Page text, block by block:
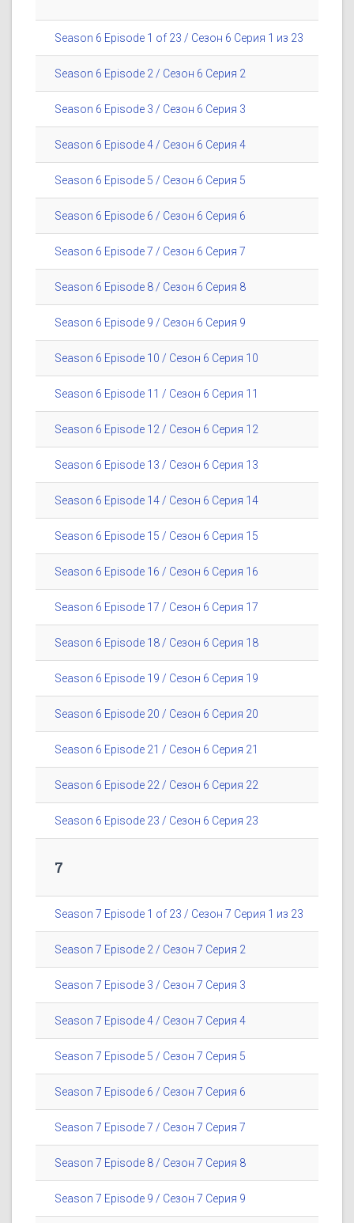
Season 6 Episode 1 of 23 / Сезон 6 Серия 1 из 23
Season 6 Episode 2 / Сезон 6 Серия 2
Season 6 Episode 3 / Сезон 6 Серия 3
Season 6 Episode 4 / Сезон 6 Серия 4
Season 6 Episode 5 / Сезон 6 Серия 5
Season 6 Episode 6 / Сезон 6 Серия 6
Season 6 Episode 7 / Сезон 6 Серия 7
Season 6 Episode 8 / Сезон 6 Серия 8
Season 6 Episode 9 / Сезон 6 Серия 9
Season 6 Episode 10 / Сезон 6 Серия 10
Season 6 Episode 11 / Сезон 6 Серия 11
Season 6 Episode 12 / Сезон 6 Серия 12
Season 6 Episode 13 / Сезон 6 Серия 13
Season 6 Episode 14 / Сезон 6 Серия 14
Season 6 Episode 15 / Сезон 6 Серия 15
Season 6 Episode 16 / Сезон 6 Серия 16
Season 6 Episode 17 / Сезон 6 Серия 17
Season 6 Episode 18 / Сезон 6 Серия 18
Season 6 Episode 19 / Сезон 6 Серия 19
Season 6 Episode 20 / Сезон 6 Серия 20
Season 6 Episode 21 / Сезон 6 Серия 21
Season 6 Episode 22 / Сезон 6 Серия 22
Season 6 Episode 23 / Сезон 6 Серия 23
7
Season 7 Episode 1 of 23 / Сезон 7 Серия 1 из 23
Season 7 Episode 2 / Сезон 7 Серия 2
Season 7 Episode 3 / Сезон 7 Серия 3
Season 7 Episode 4 / Сезон 7 Серия 4
Season 7 Episode 5 / Сезон 7 Серия 5
Season 7 Episode 6 / Сезон 7 Серия 6
Season 7 Episode 7 / Сезон 7 Серия 7
Season 7 Episode 8 / Сезон 7 Серия 8
Season 7 Episode 9 / Сезон 7 Серия 9